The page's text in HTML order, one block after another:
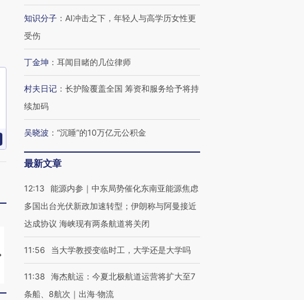
视线｜HYROX的吸金
术：是什么让中产们甘
心“花钱找虐”？
马航飞行员跨国走私7万
粒摇头丸 尿检体内含3种
毒品
视线｜被称为“蟑螂”的印
度Z世代 用街头抗争将教
育部长拱下台
知识分子 ： AI冲击之下，年轻人与高学历女性更
受伤
丁金坤 ： 耳闻目睹的几位律师
村夫日记 ： 长护险覆盖全国 筹资和服务给予将持
续加码
吴晓波 ： “沉睡”的10万亿元公积金
最新文章
12:13
能源内参｜中东局势催化东南亚能源焦虑
多国出台光伏新政加速转型；伊朗称与阿曼接近
达成协议 海峡现有两条航道将关闭
11:56 当大学教授变临时工，大学还是大学吗
11:38
海杰航运：今夏北极航道运营将扩大至7
条船、8航次｜出海·物流